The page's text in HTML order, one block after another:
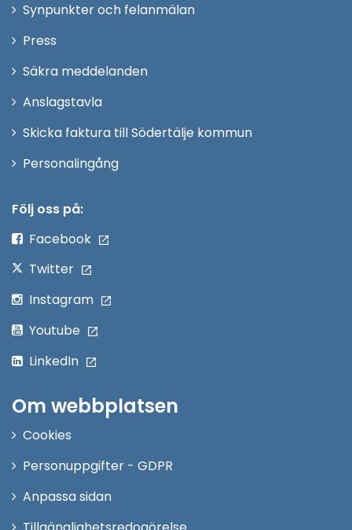
Synpunkter och felanmälan
Press
fönster
Säkra meddelanden
Anslagstavla
Skicka faktura till Södertälje kommun
PersonalingångÖppna
Följ oss på:
Facebook
Twitter
Instagram
Youtube
LinkedIn
Om webbplatsen
Cookies
Personuppgifter - GDPR
Anpassa sidan